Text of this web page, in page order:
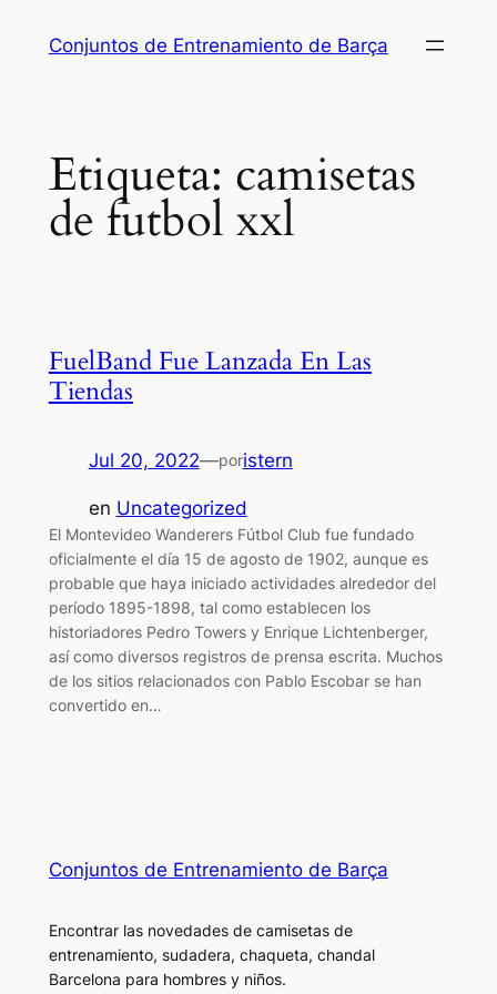
Conjuntos de Entrenamiento de Barça
Etiqueta: camisetas
de futbol xxl
FuelBand Fue Lanzada En Las
Tiendas
Jul 20, 2022—poristern
en Uncategorized
El Montevideo Wanderers Fútbol Club fue fundado
oficialmente el día 15 de agosto de 1902, aunque es
probable que haya iniciado actividades alrededor del
período 1895-1898, tal como establecen los
historiadores Pedro Towers y Enrique Lichtenberger,
así como diversos registros de prensa escrita. Muchos
de los sitios relacionados con Pablo Escobar se han
convertido en…
Conjuntos de Entrenamiento de Barça
Encontrar las novedades de camisetas de
entrenamiento, sudadera, chaqueta, chandal
Barcelona para hombres y niños.